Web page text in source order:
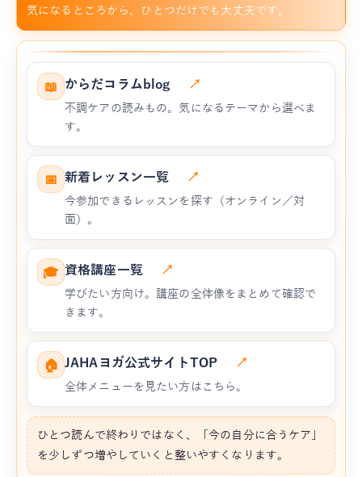
気になるところから、ひとつだけでも大丈夫です。
📖 からだコラムblog ↗
不調ケアの読みもの。気になるテーマから選べま
す。
📅 新着レッスン一覧 ↗
今参加できるレッスンを探す（オンライン／対
面）。
🎓 資格講座一覧 ↗
学びたい方向け。講座の全体像をまとめて確認で
きます。
🏠 JAHAヨガ公式サイトTOP ↗
全体メニューを見たい方はこちら。
ひとつ読んで終わりではなく、「今の自分に合うケア」
を少しずつ増やしていくと整いやすくなります。